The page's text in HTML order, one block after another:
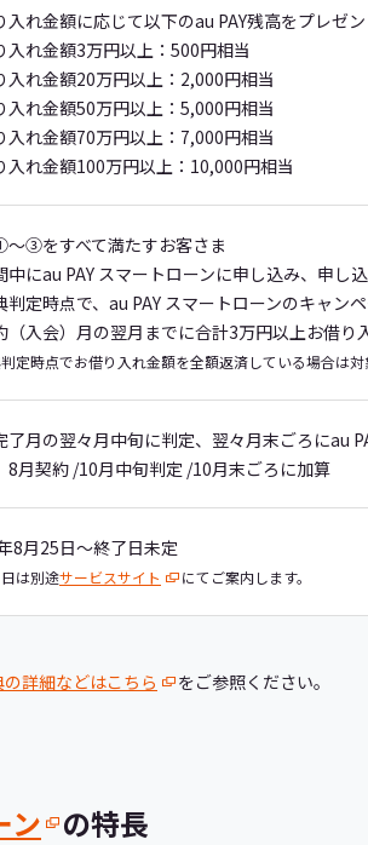
入れ金額に応じて以下のau PAY残高をプレゼン
入れ金額3万円以上：500円相当
入れ金額20万円以上：2,000円相当
入れ金額50万円以上：5,000円相当
入れ金額70万円以上：7,000円相当
入れ金額100万円以上：10,000円相当
③をすべて満たすお客さま
にau PAY スマートローンに申し込み、申し
定時点で、au PAY スマートローンのキャン
入会）月の翌月までに合計3万円以上お借り
定時点でお借り入れ金額を全額返済している場合は対
了月の翌々月中旬に判定、翌々月末ごろにau
8月契約 /10月中旬判定 /10月末ごろに加算
8月25日～終了日未定
は別途サービスサイト にてご案内します。
詳細などはこちら をご参照ください。
ン の特長